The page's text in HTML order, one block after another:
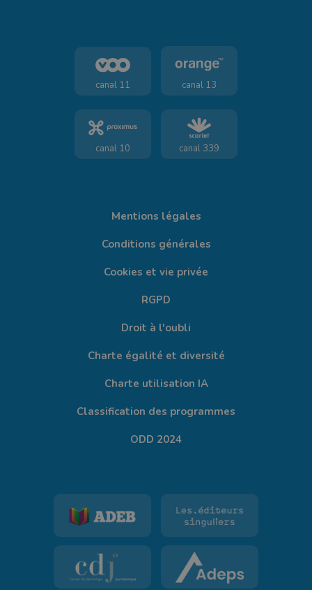
canal 11 canal 13
canal 10 canal 339
Mentions légales
Conditions générales
Cookies et vie privée
RGPD
Droit à l'oubli
Charte égalité et diversité
Charte utilisation IA
Classification des programmes
ODD 2024